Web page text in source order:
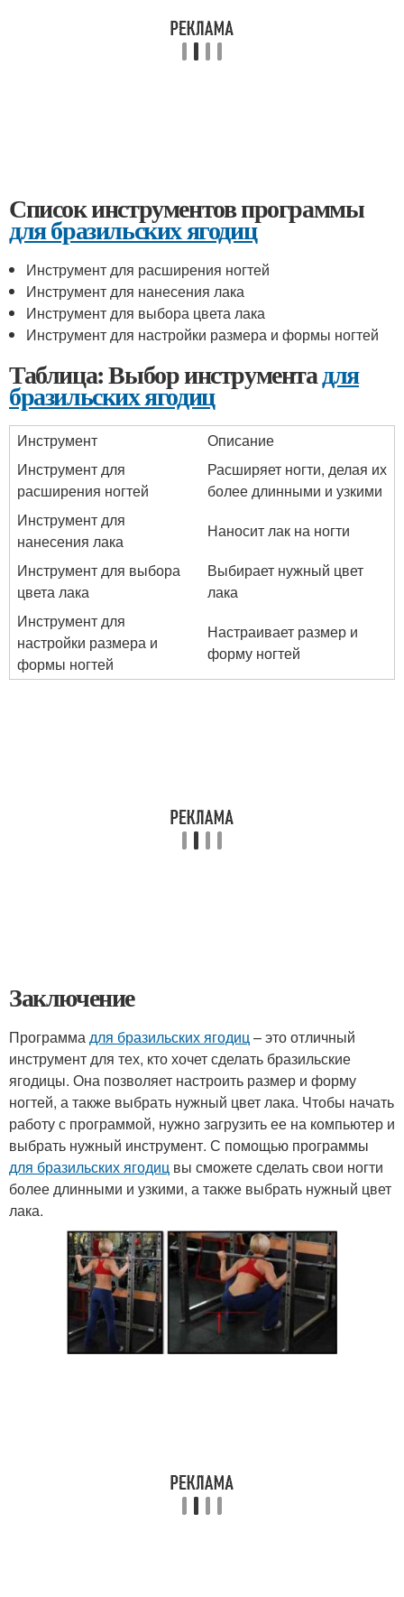
Список инструментов программы
для бразильских ягодиц
Инструмент для расширения ногтей
Инструмент для нанесения лака
Инструмент для выбора цвета лака
Инструмент для настройки размера и формы ногтей
Таблица: Выбор инструментадля
бразильских ягодиц
Инструмент
Описание
Инструмент для
расширения ногтей
Расширяет ногти, делая их
более длинными и узкими
Инструмент для
нанесения лака
Наносит лак на ногти
Инструмент для выбора
цвета лака
Выбирает нужный цвет
лака
Инструмент для
настройки размера и
формы ногтей
Настраивает размер и
форму ногтей
Заключение
Программадля бразильских ягодиц– это отличный
инструмент для тех, кто хочет сделать бразильские
ягодицы. Она позволяет настроить размер и форму
ногтей, а также выбрать нужный цвет лака. Чтобы начать
работу с программой, нужно загрузить ее на компьютер и
выбрать нужный инструмент. С помощью программы
для бразильских ягодиц вы сможете сделать свои ногти
более длинными и узкими, а также выбрать нужный цвет
лака.